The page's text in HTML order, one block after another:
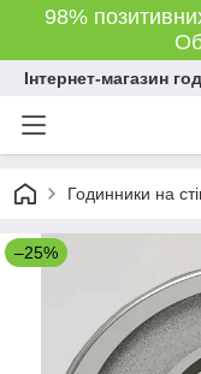
98%
Інтернет-магазин
Годинники на
–25%